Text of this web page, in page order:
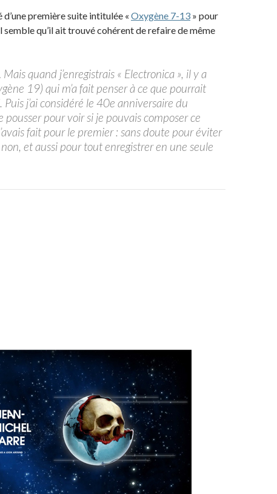
première suite intitulée « Oxygène 7-13 » pour
qu’il ait trouvé cohérent de refaire de même
quand j’enregistrais « Electronica », il y a
19) qui m’a fait penser à ce que pourrait
j’ai considéré le 40e anniversaire du
pour voir si je pouvais composer ce
fait pour le premier : sans doute pour éviter
et aussi pour tout enregistrer en une seule